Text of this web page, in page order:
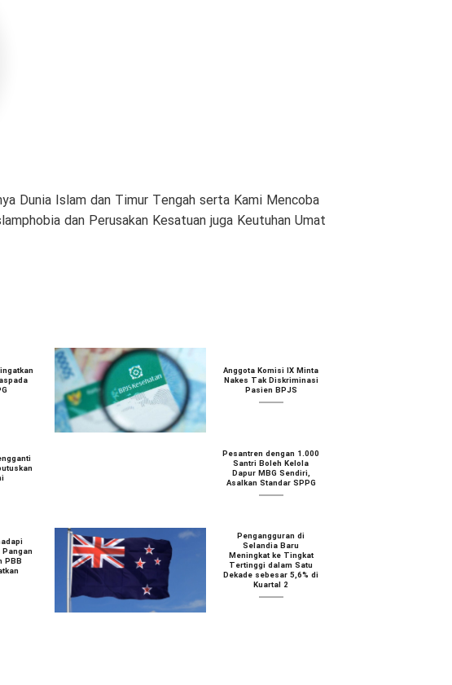
Dunia Islam dan Timur Tengah serta Kami Mencoba
dan Perusakan Kesatuan juga Keutuhan Umat
Anggota Komisi IX Minta
Nakes Tak Diskriminasi
Pasien BPJS
Pesantren dengan 1.000
Santri Boleh Kelola
Dapur MBG Sendiri,
Asalkan Standar SPPG
PBB
Pengangguran di
Selandia Baru
Meningkat ke Tingkat
Tertinggi dalam Satu
Dekade sebesar 5,6% di
Kuartal 2